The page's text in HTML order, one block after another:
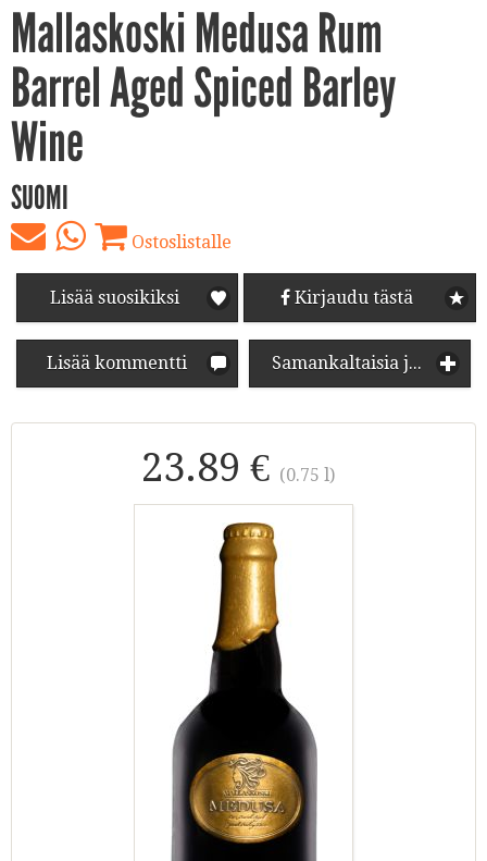
Mallaskoski Medusa Rum
Barrel Aged Spiced Barley
Wine
SUOMI
Ostoslistalle
Lisää suosikiksi Kirjaudu tästä
Lisää kommentti Samankaltaisia juomia
23.89 € (0.75 l)